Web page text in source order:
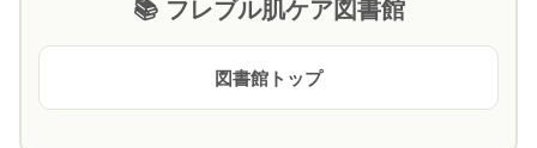
📚 フレブル肌ケア図書館
図書館トップ